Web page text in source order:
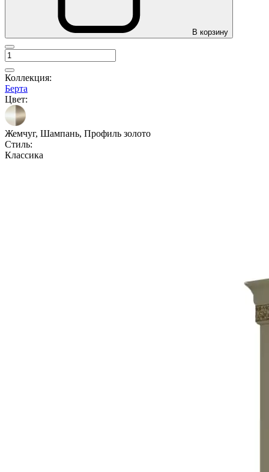
В корзину
Коллекция:
Берта
Цвет:
Жемчуг, Шампань, Профиль золото
Стиль:
Классика